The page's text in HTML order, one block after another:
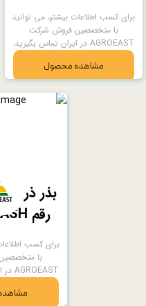
برای کسب اطلاعات بيشتر، می توانید
با متخصصين فروش شركت
AGROEAST در ايران تماس بگیرید.
مشاهده محصول
بذر ذرت
رقم ALTİN TASH
برای کسب
با
AGROEAST در ايران تماس بگیرید.